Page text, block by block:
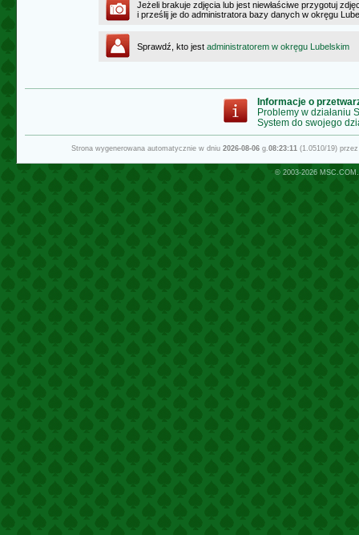
Jeżeli brakuje zdjęcia lub jest niewłaściwe przygotuj
i prześlij je do administratora bazy danych w okręgu
Sprawdź, kto jest administratorem w okręgu Lubelskim
Informacje o
Problemy w działaniu
System do swojego
Strona wygenerowana automatycznie w dniu 2026-08-06g.08:23:11(1.0510/19)
© 2003-2026